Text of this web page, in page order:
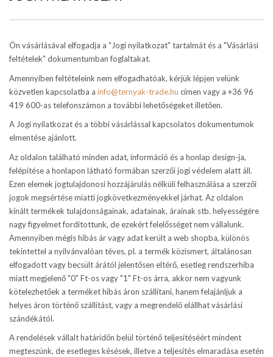
Ön vásárlásával elfogadja a "Jogi nyilatkozat" tartalmát és a "Vásárlási
feltételek" dokumentumban foglaltakat.
Amennyiben feltételeink nem elfogadhatóak, kérjük lépjen velünk
közvetlen kapcsolatba a info@ternyak-trade.hu címen vagy a +36 96
419 600-as telefonszámon a további lehetőségeket illetően.
A Jogi nyilatkozat és a többi vásárlással kapcsolatos dokumentumok
elmentése ajánlott.
Az oldalon található minden adat, információ és a honlap design-ja,
felépítése a honlapon látható formában szerzői jogi védelem alatt áll.
Ezen elemek jogtulajdonosi hozzájárulás nélküli felhasználása a szerzői
jogok megsértése miatti jogkövetkezményekkel járhat. Az oldalon
kínált termékek tulajdonságainak, adatainak, árainak stb. helyességére
nagy figyelmet fordítottunk, de ezekért felelősséget nem vállalunk.
Amennyiben mégis hibás ár vagy adat került a web shopba, különös
tekintettel a nyilvánvalóan téves, pl. a termék közismert, általánosan
elfogadott vagy becsült árától jelentősen eltérő, esetleg rendszerhiba
miatt megjelenő "0" Ft-os vagy "1" Ft-os árra, akkor nem vagyunk
kötelezhetőek a terméket hibás áron szállítani, hanem felajánljuk a
helyes áron történő szállítást, vagy a megrendelő elállhat vásárlási
szándékától.
A rendelések vállalt határidőn belül történő teljesítéséért mindent
megteszünk, de esetleges késések, illetve a teljesítés elmaradása esetén